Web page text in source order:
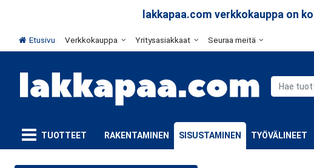
lakkapaa.com verkkokauppa on
Etusivu Verkkokauppa Yritysasiakkaat Seuraa meitä
TUOTTEET RAKENTAMINEN SISUSTAMINEN TYÖVÄLINEET